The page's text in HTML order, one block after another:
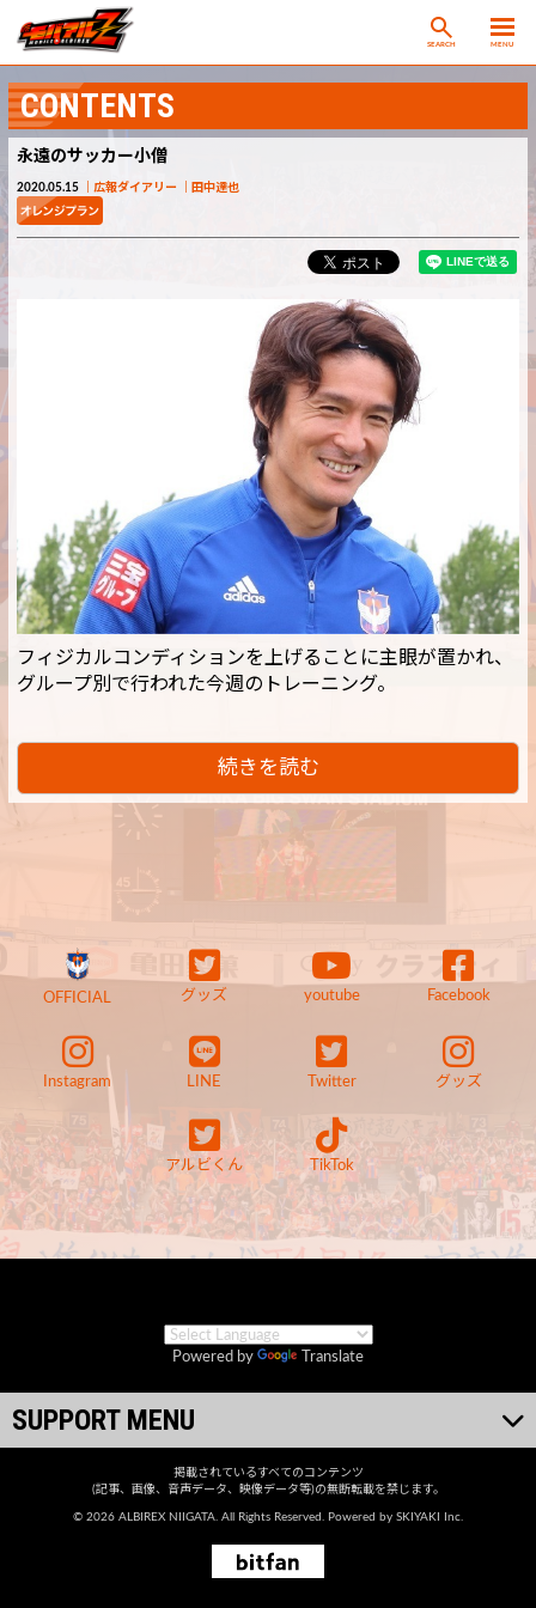
SEARCH MENU
CONTENTS
永遠のサッカー小僧
2020.05.15 広報ダイアリー 田中達也
フィジカルコンディションを上げることに主眼が置かれ、
グループ別で行われた今週のトレーニング。
続きを読む
OFFICIAL グッズ youtube Facebook
Instagram LINE Twitter グッズ
アルビくん TikTok
Powered by Translate
SUPPORT MENU
掲載されているすべてのコンテンツ
(記事、画像、音声データ、映像データ等)の無断転載を禁じます。
© 2026 ALBIREX NIIGATA. All Rights Reserved. Powered by SKIYAKI Inc.